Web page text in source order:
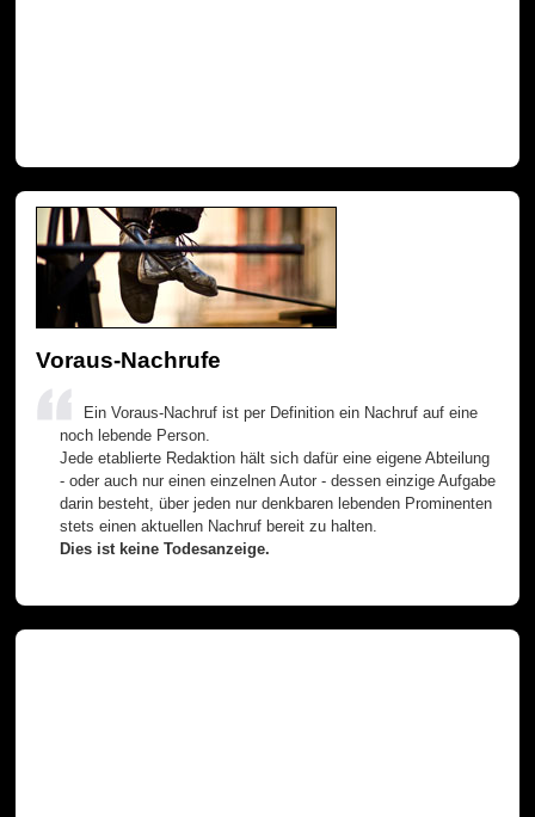
Voraus-Nachrufe
Ein Voraus-Nachruf ist per Definition ein Nachruf auf eine
noch lebende Person.
Jede etablierte Redaktion hält sich dafür eine eigene Abteilung
- oder auch nur einen einzelnen Autor - dessen einzige Aufgabe
darin besteht, über jeden nur denkbaren lebenden Prominenten
stets einen aktuellen Nachruf bereit zu halten.
Dies ist keine Todesanzeige.